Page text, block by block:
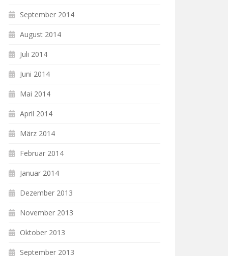
September 2014
August 2014
Juli 2014
Juni 2014
Mai 2014
April 2014
März 2014
Februar 2014
Januar 2014
Dezember 2013
November 2013
Oktober 2013
September 2013